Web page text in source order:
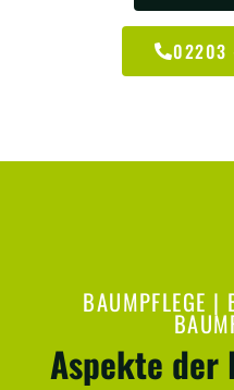
02203
BAUMPFLEGE |
Aspekte